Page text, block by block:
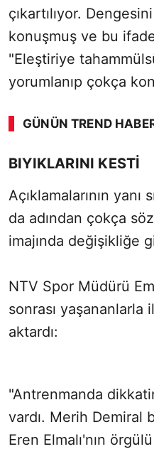
çıkartılıyor.
konuşmuş ve bu
"Eleştiriye
yorumlanıp çokça
GÜNÜN TREND
BIYIKLARINI KESTİ
Açıklamalarının yanı
da adından çokça
imajında değişikliğe
NTV Spor Müdürü
sonrası yaşananlarla
aktardı:
"Antrenmanda
vardı. Merih Demiral
Eren Elmalı'nın